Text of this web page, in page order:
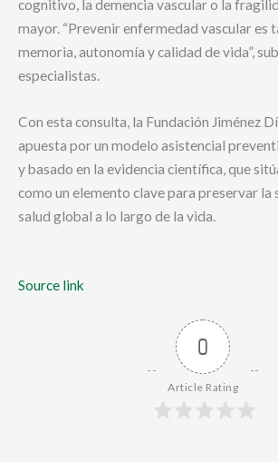
cognitivo, la demencia vascular o la
mayor. “Prevenir enfermedad vascular es
memoria, autonomía y calidad de vida”,
especialistas.
Con esta consulta, la Fundación Jiménez
apuesta por un modelo asistencial
y basado en la evidencia científica, que
como un elemento clave para preservar la
salud global a lo largo de la vida.
Source link
0
Article Rating